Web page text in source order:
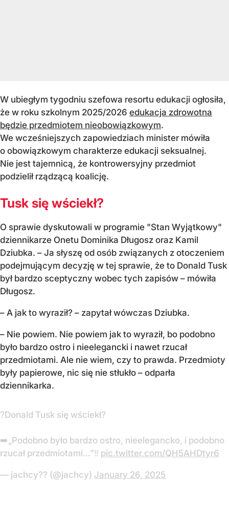
W ubiegłym tygodniu szefowa resortu edukacji ogłosiła,
że w roku szkolnym 2025/2026 edukacja zdrowotna
będzie przedmiotem nieobowiązkowym.
We wcześniejszych zapowiedziach minister mówiła
o obowiązkowym charakterze edukacji seksualnej.
Nie jest tajemnicą, że kontrowersyjny przedmiot
podzielił rządzącą koalicję.
Tusk się wściekł?
O sprawie dyskutowali w programie "Stan Wyjątkowy"
dziennikarze Onetu Dominika Długosz oraz Kamil
Dziubka. – Ja słyszę od osób związanych z otoczeniem
podejmującym decyzję w tej sprawie, że to Donald Tusk
był bardzo sceptyczny wobec tych zapisów – mówiła
Długosz.
– A jak to wyraził? – zapytał wówczas Dziubka.
– Nie powiem. Nie powiem jak to wyraził, bo podobno
było bardzo ostro i nieelegancki i nawet rzucał
przedmiotami. Ale nie wiem, czy to prawda. Przedmioty
były papierowe, nic się nie stłukło – odparła
dziennikarka.
?Donald Tusk się wściekł?
➡️„Podobno było bardzo ostro, nieelegancko, i podobno
rzucał przedmiotami…”‼️ pic.twitter.com/QH5AHDtyr6
— jachcy?? (@jachcy) January 26, 2025